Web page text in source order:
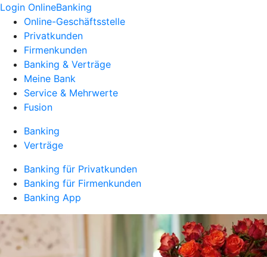
Login OnlineBanking
Online-Geschäftsstelle
Privatkunden
Firmenkunden
Banking & Verträge
Meine Bank
Service & Mehrwerte
Fusion
Banking
Verträge
Banking für Privatkunden
Banking für Firmenkunden
Banking App